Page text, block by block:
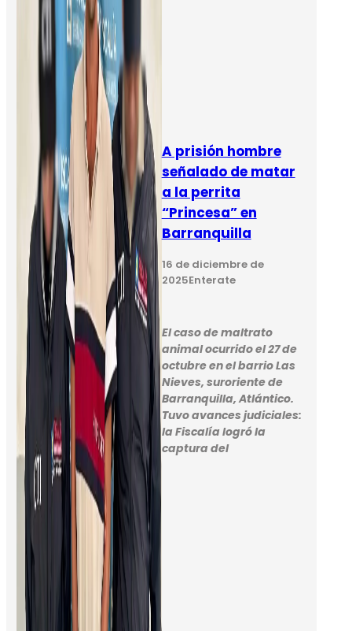
A prisión hombre
señalado de matar
a la perrita
“Princesa” en
Barranquilla
16 de diciembre de
2025Enterate
El caso de maltrato
animal ocurrido el 27 de
octubre en el barrio Las
Nieves, suroriente de
Barranquilla, Atlántico.
Tuvo avances judiciales:
la Fiscalía logró la
captura del